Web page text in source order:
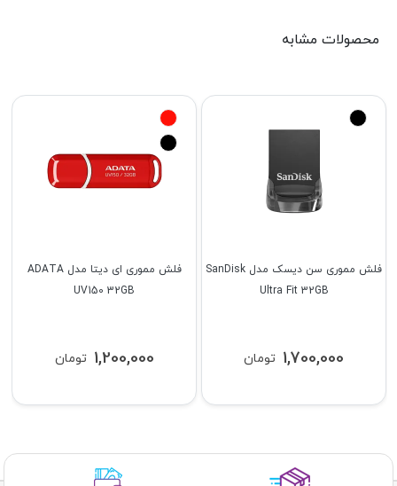
محصولات مشابه
فلش مموری ای دیتا مدل ADATA
UV150 32GB
تومان 1,200,000
فلش مموری سن دیسک مدل SanDisk
Ultra Fit 32GB
تومان 1,700,000